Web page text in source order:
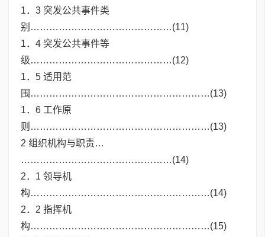
1．3 突发公共事件类
别………………………………………(11)
1．4 突发公共事件等
级………………………………………(12)
1．5 适用范
围…………………………………………………(13)
1．6 工作原
则…………………………………………………(13)
2 组织机构与职责…
…………………………………………(14)
2．1 领导机
构…………………………………………………(14)
2．2 指挥机
构…………………………………………………(15)